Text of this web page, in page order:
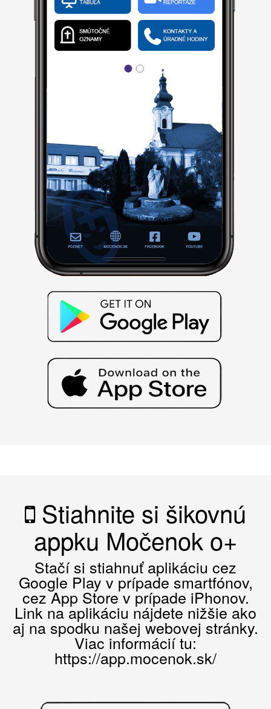
Stiahnite si šikovnú
appku Močenok o+
Stačí si stiahnuť aplikáciu cez
Google Play v prípade smartfónov,
cez App Store v prípade iPhonov.
Link na aplikáciu nájdete nižšie ako
aj na spodku našej webovej stránky.
Viac informácií tu:
https://app.mocenok.sk/